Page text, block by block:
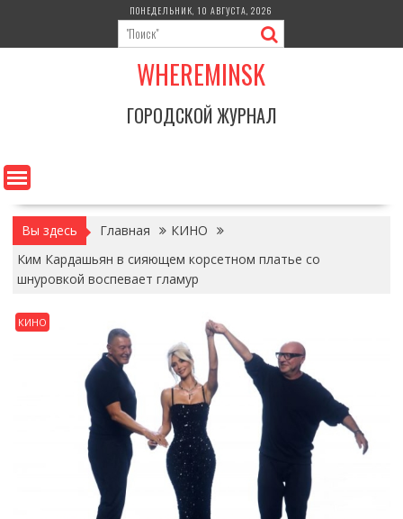
содержимому
ПОНЕДЕЛЬНИК, 10 АВГУСТА, 2026
WHEREMINSK
ГОРОДСКОЙ ЖУРНАЛ
Вы здесь Главная
КИНО
Ким Кардашьян в сияющем корсетном платье со
шнуровкой воспевает гламур
КИНО